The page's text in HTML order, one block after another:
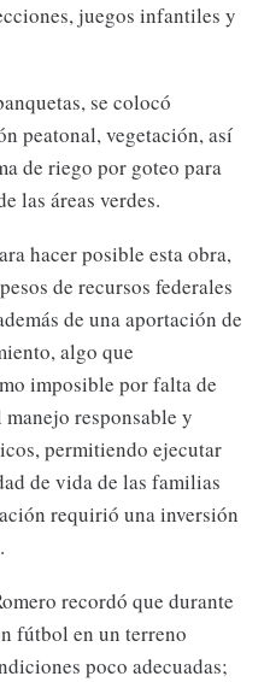
juegos infantiles y
se colocó
peatonal, vegetación, así
de riego por goteo para
las áreas verdes.
hacer posible esta obra,
de recursos federales
de una aportación de
algo que
imposible por falta de
responsable y
permitiendo ejecutar
de vida de las familias
requirió una inversión
recordó que durante
fútbol en un terreno
poco adecuadas;